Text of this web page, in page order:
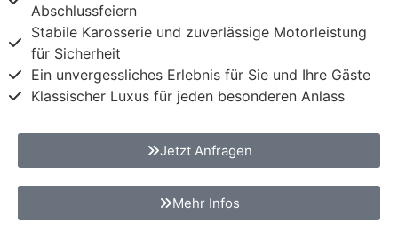
Abschlussfeiern
Stabile Karosserie und zuverlässige Motorleistung
für Sicherheit
Ein unvergessliches Erlebnis für Sie und Ihre Gäste
Klassischer Luxus für jeden besonderen Anlass
Jetzt Anfragen
Mehr Infos